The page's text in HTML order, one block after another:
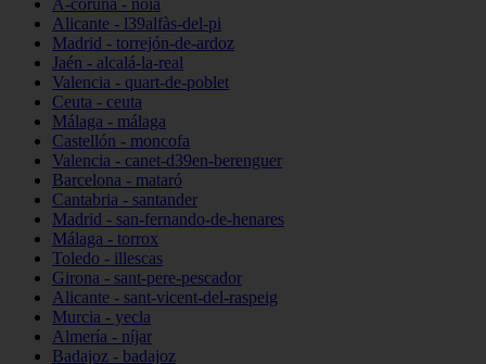
A-coruña - noia
Alicante - l39alfàs-del-pi
Madrid - torrejón-de-ardoz
Jaén - alcalá-la-real
Valencia - quart-de-poblet
Ceuta - ceuta
Málaga - málaga
Castellón - moncofa
Valencia - canet-d39en-berenguer
Barcelona - mataró
Cantabria - santander
Madrid - san-fernando-de-henares
Málaga - torrox
Toledo - illescas
Girona - sant-pere-pescador
Alicante - sant-vicent-del-raspeig
Murcia - yecla
Almería - níjar
Badajoz - badajoz